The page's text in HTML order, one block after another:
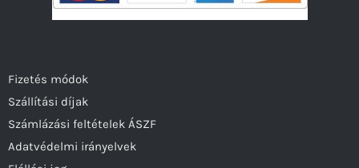
Fizetés módok
Szállítási díjak
Számlázási feltételek ÁSZF
Adatvédelmi irányelvek